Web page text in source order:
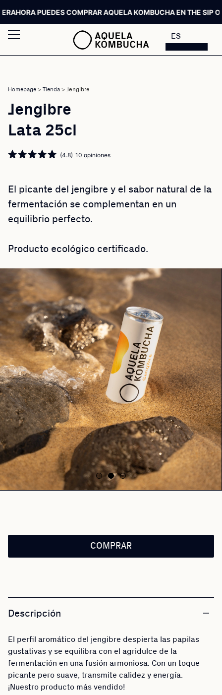
PUEDES COMPRAR AQUELA KOMBUCHA EN THE SIP ORDER
ES
Homepage > Tienda> Jengibre
Jengibre
Lata 25cl
(4.8) 10 opiniones
El picante del jengibre y el sabor natural de la
fermentación se complementan en un
equilibrio perfecto.
Producto ecológico certificado.
COMPRAR
Descripción
El perfil aromático del jengibre despierta las papilas
gustativas y se equilibra con el agridulce de la
fermentación en una fusión armoniosa. Con un toque
picante pero suave, transmite calidez y energía.
¡Nuestro producto más vendido!